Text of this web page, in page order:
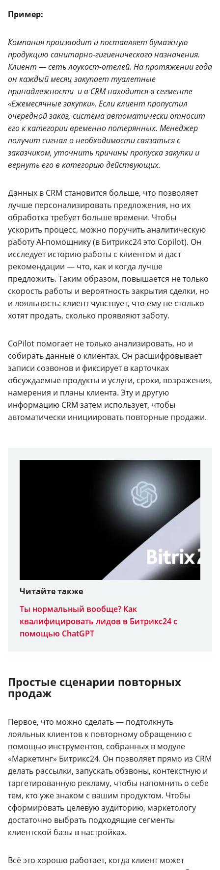
Пример:
Компания производит и поставляет бумажную
продукцию санитарно-гигиенического назначения.
Клиент — сеть лоукост-отелей. На протяжении года
он каждый месяц закупает туалетные
принадлежности и в CRM находится в сегменте
«Ежемесячные закупки». Если клиент пропустил
очередной заказ, система автоматически относит
его к категории временно потерянных. Менеджер
получит сигнал о необходимости связаться с
заказчиком, уточнить причины пропуска закупки и
вернуть его в категорию действующих.
Данных в CRM становится больше, что позволяет
лучше персонализировать предложения, но их
обработка требует больше времени. Чтобы
ускорить процесс, можно поручить аналитическую
работу AI-помощнику (в Битрикс24 это Copilot). Он
исследует историю работы с клиентом и даст
рекомендации — что, как и когда лучше
предложить. Таким образом, повышается не только
скорость работы и вероятность закрытия сделки, но
и лояльность: клиент чувствует, что ему не столько
хотят продать, сколько проявляют заботу.
CoPilot помогает не только анализировать, но и
собирать данные о клиентах. Он расшифровывает
записи созвонов и фиксирует в карточках
обсуждаемые продукты и услуги, сроки, возражения,
намерения и планы клиента. Эту и другую
информацию CRM затем использует, чтобы
автоматически инициировать повторные продажи.
Читайте также
Ты нормальный вообще? Как
квалифицировать лидов в Битрикс24 с
помощью ChatGPT
Простые сценарии повторных
продаж
Первое, что можно сделать — подтолкнуть
лояльных клиентов к повторному обращению с
помощью инструментов, собранных в модуле
«Маркетинг» Битрикс24. Он позволяет прямо из CRM
делать рассылки, запускать обзвоны, контекстную и
таргетированную рекламу, чтобы напомнить о себе
тем, кто уже знаком с вашим продуктом. Чтобы
сформировать целевую аудиторию, маркетологу
достаточно выбрать подходящие сегменты
клиентской базы в настройках.
Всё это хорошо работает, когда клиент может